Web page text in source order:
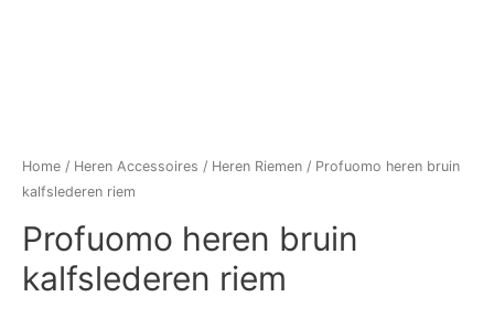
Home / Heren Accessoires / Heren Riemen / Profuomo heren bruin
kalfslederen riem
Profuomo heren bruin
kalfslederen riem